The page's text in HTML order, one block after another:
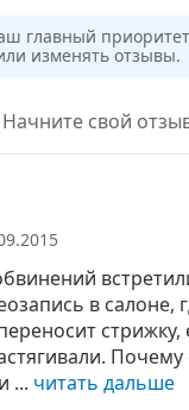
главный
изменять отзывы.
Начните свой
в салоне,
стрижку,
Почему
... читать дальше